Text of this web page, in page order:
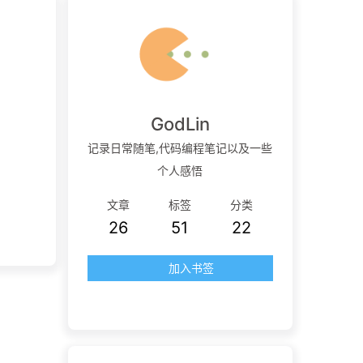
GodLin
记录日常随笔,代码编程笔记以及一些
个人感悟
文章
26
标签
51
分类
22
加入书签